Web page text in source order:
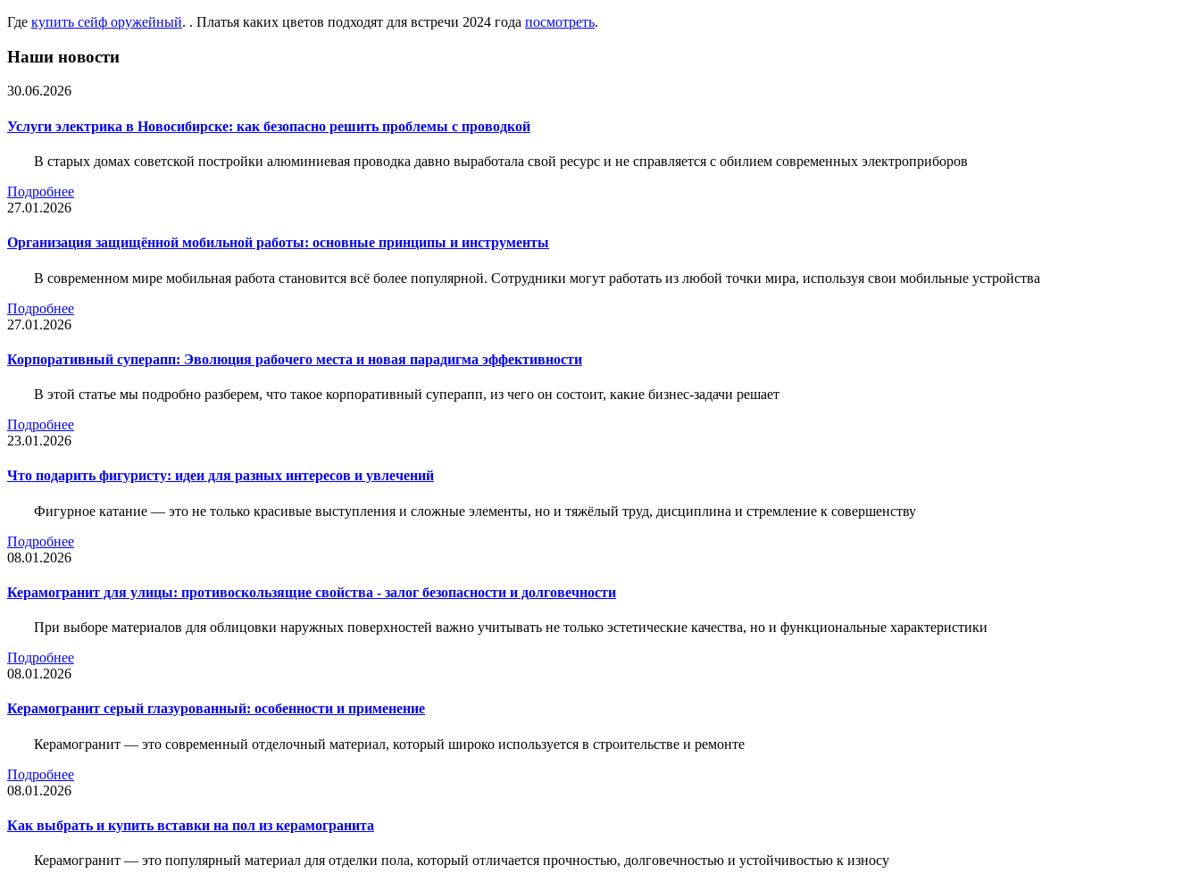
Где купить сейф оружейный. . Платья каких цветов подходят для встречи 2024 года посмотреть.
Наши новости
30.06.2026
Услуги электрика в Новосибирске: как безопасно решить проблемы с проводкой
В старых домах советской постройки алюминиевая проводка давно выработала свой ресурс и не справляется с обилием современных электроприборов
Подробнее
27.01.2026
Организация защищённой мобильной работы: основные принципы и инструменты
В современном мире мобильная работа становится всё более популярной. Сотрудники могут работать из любой точки мира, используя свои мобильные устройства
Подробнее
27.01.2026
Корпоративный суперапп: Эволюция рабочего места и новая парадигма эффективности
В этой статье мы подробно разберем, что такое корпоративный суперапп, из чего он состоит, какие бизнес-задачи решает
Подробнее
23.01.2026
Что подарить фигуристу: идеи для разных интересов и увлечений
Фигурное катание — это не только красивые выступления и сложные элементы, но и тяжёлый труд, дисциплина и стремление к совершенству
Подробнее
08.01.2026
Керамогранит для улицы: противоскользящие свойства - залог безопасности и долговечности
При выборе материалов для облицовки наружных поверхностей важно учитывать не только эстетические качества, но и функциональные характеристики
Подробнее
08.01.2026
Керамогранит серый глазурованный: особенности и применение
Керамогранит — это современный отделочный материал, который широко используется в строительстве и ремонте
Подробнее
08.01.2026
Как выбрать и купить вставки на пол из керамогранита
Керамогранит — это популярный материал для отделки пола, который отличается прочностью, долговечностью и устойчивостью к износу